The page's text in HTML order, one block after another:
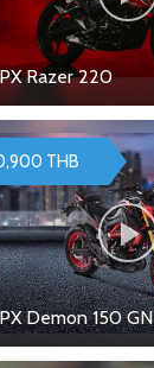
Razer 220
Demon 150 GN
THB